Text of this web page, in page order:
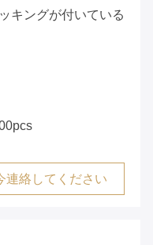
キングが付いている
連絡してください